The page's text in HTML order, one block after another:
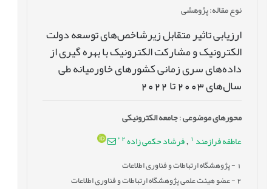
نوع مقاله: پژوهشی
ارزیابی تاثیر متقابل زیرشاخص‌های توسعه دولت
الکترونیک و مشارکت الکترونیک با بهره گیری از
داده‌های سری زمانی کشورهای خاورمیانه طی
سال‌های 2003 تا 2022
محورهای موضوعی:جامعه الکترونیکی
عاطفه فرازمند , فرشاد حکمی زاده2
*
- پژوهشگاه ارتباطات و فناوری اطلاعات
2- عضو هیئت علمی پژوهشگاه ارتباطات و فناوری اطلاعات